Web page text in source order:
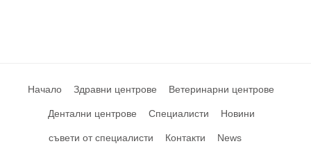
Начало Здравни центрове Ветеринарни центрове
Дентални центрове Специалисти Новини
съвети от специалисти Контакти News